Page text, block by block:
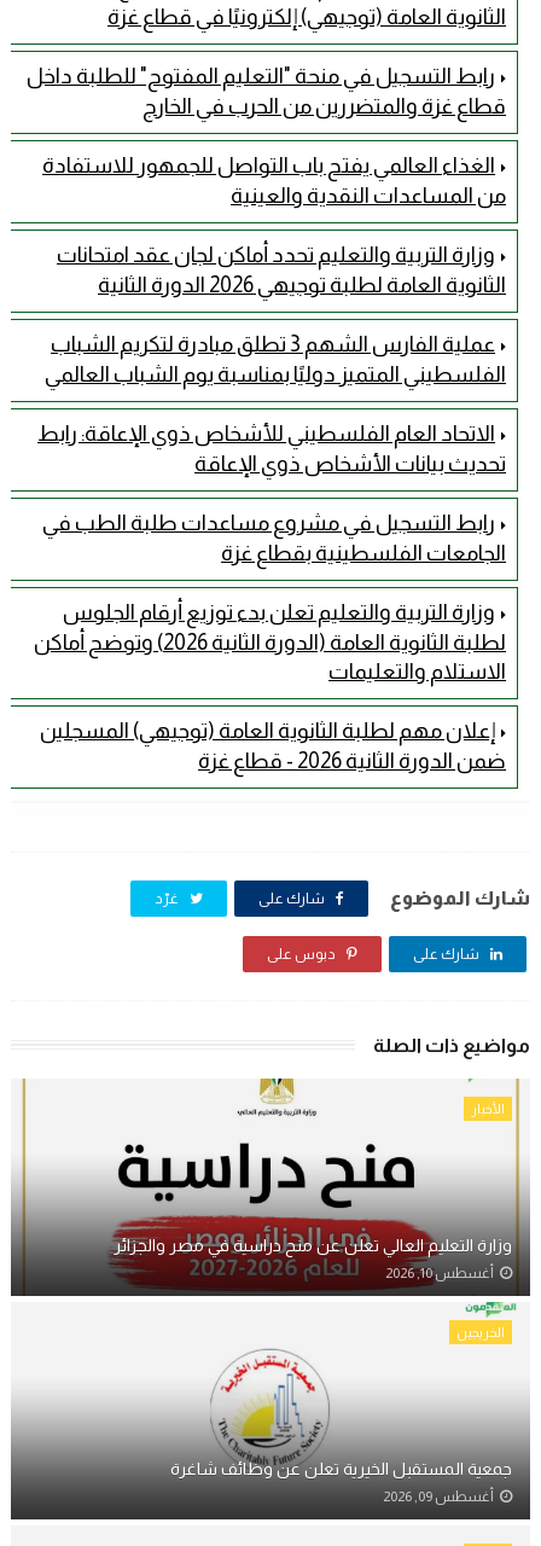
الثانوية العامة (توجيهي) إلكترونيًا في قطاع غزة
رابط التسجيل في منحة "التعليم المفتوح" للطلبة داخل
قطاع غزة والمتضررين من الحرب في الخارج
الغذاء العالمي يفتح باب التواصل للجمهور للاستفادة
من المساعدات النقدية والعينية
وزارة التربية والتعليم تحدد أماكن لجان عقد امتحانات
الثانوية العامة لطلبة توجيهي 2026 الدورة الثانية
عملية الفارس الشهم 3 تطلق مبادرة لتكريم الشباب
الفلسطيني المتميز دوليًا بمناسبة يوم الشباب العالمي
الاتحاد العام الفلسطيني للأشخاص ذوي الإعاقة: رابط
تحديث بيانات الأشخاص ذوي الإعاقة
رابط التسجيل في مشروع مساعدات طلبة الطب في
الجامعات الفلسطينية بقطاع غزة
وزارة التربية والتعليم تعلن بدء توزيع أرقام الجلوس
لطلبة الثانوية العامة (الدورة الثانية 2026) وتوضح أماكن
الاستلام والتعليمات
إعلان مهم لطلبة الثانوية العامة (توجيهي) المسجلين
ضمن الدورة الثانية 2026 - قطاع غزة
شارك الموضوع شارك على غرّد
شارك على دبوس على
مواضيع ذات الصلة
الأخبار
وزارة التعليم العالي تعلن عن منح دراسية في مصر والجزائر
أغسطس 10, 2026
الخريجين
جمعية المستقبل الخيرية تعلن عن وظائف شاغرة
أغسطس 09, 2026